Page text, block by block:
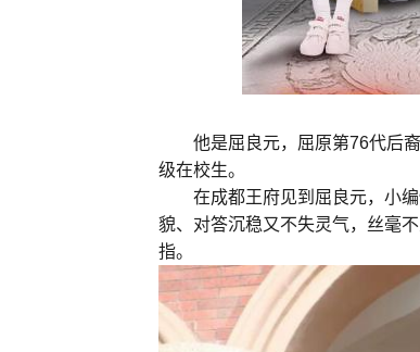
他是屈良元，屈原第76代后
级在校生。
在成都王府见到屈良元，小
貌、对答沉稳又不失灵气，丝毫
指。